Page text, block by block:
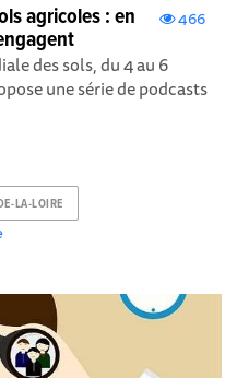
466
agricoles : en
des sols, du 4 au 6
une série de podcasts
LA-LOIRE